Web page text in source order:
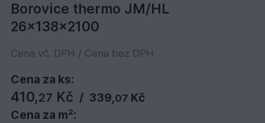
Borovice thermo JM/HL
26x138x2100
Cena vč. DPH / Cena bez DPH
Cena za ks:
410,27 Kč / 339,07 Kč
Cena za m²: